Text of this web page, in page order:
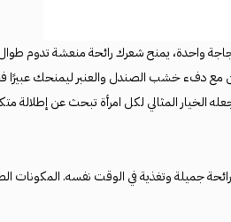
واحدة، يمنح شعرك رائحة منعشة تدوم
مع دفء خشب الصندل والعنبر ليمنحك عبيرًا
الخيار المثالي لكل امرأة تبحث عن إطلالة
جميلة وتغذية في الوقت نفسه. المكونات